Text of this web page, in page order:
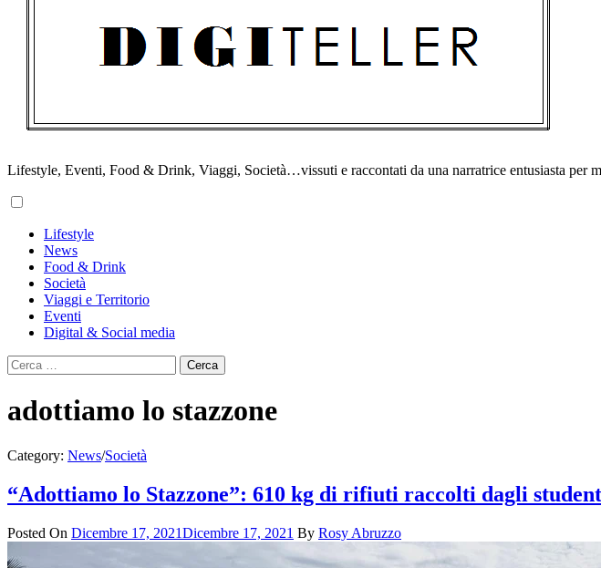
Lifestyle, Eventi, Food & Drink, Viaggi, Società…vissuti e raccontati da una narratrice entusiasta per
Menu
Lifestyle
News
Food & Drink
Società
Viaggi e Territorio
Eventi
Digital & Social media
Ricerca
per:
adottiamo lo stazzone
Category: News/Società
“Adottiamo lo Stazzone”: 610 kg di rifiuti raccolti dagli
Posted On Dicembre 17, 2021Dicembre 17, 2021 By Rosy Abruzzo